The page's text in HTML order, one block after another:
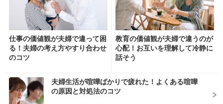
仕事の価値観が夫婦で違って困
る！夫婦の考え方やすり合わせ
のコツ
教育の価値観が夫婦で違うのが
心配！お互いを理解して冷静に
話そう
夫婦生活が喧嘩ばかりで疲れた！よくある喧嘩
の原因と対処法のコツ